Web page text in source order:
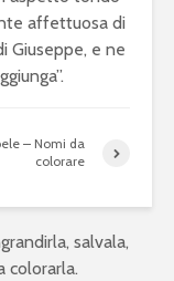
affettuosa di
Giuseppe, e ne
– Nomi da
colorare
salvala,
colorarla.